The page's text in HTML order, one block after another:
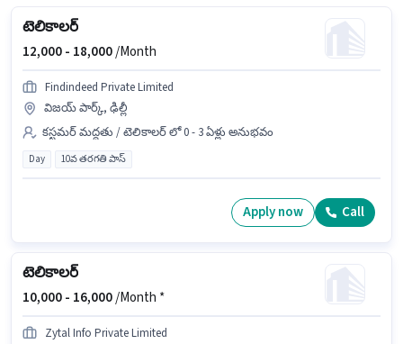
టెలికాలర్
12,000 - 18,000/Month
Findindeed Private Limited
విజయ్ పార్క్, ఢిల్లీ
కస్టమర్ మద్దతు / టెలికాలర్ లో 0 - 3 ఏళ్లు అనుభవం
Day 10వ తరగతి పాస్
Apply now Call
టెలికాలర్
10,000 - 16,000/Month *
Zytal Info Private Limited